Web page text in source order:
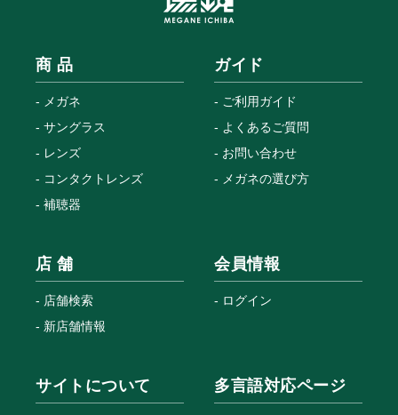
商 品
メガネ
サングラス
レンズ
コンタクトレンズ
補聴器
ガイド
ご利用ガイド
よくあるご質問
お問い合わせ
メガネの選び方
店 舗
店舗検索
新店舗情報
会員情報
ログイン
サイトについて 多言語対応ページ